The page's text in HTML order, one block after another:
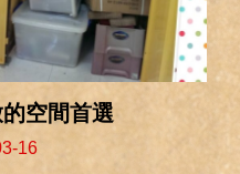
空間首選
16